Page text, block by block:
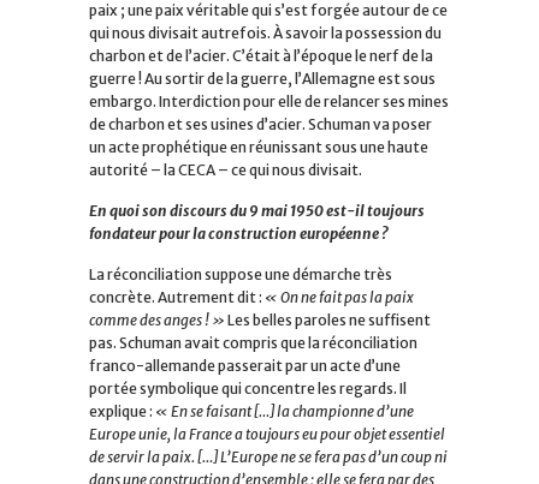
paix ; une paix véritable qui s’est forgée autour de ce
qui nous divisait autrefois. À savoir la possession du
charbon et de l’acier. C’était à l’époque le nerf de la
guerre ! Au sortir de la guerre, l’Allemagne est sous
embargo. Interdiction pour elle de relancer ses mines
de charbon et ses usines d’acier. Schuman va poser
un acte prophétique en réunissant sous une haute
autorité – la CECA – ce qui nous divisait.
En quoi son discours du 9 mai 1950 est-il toujours
fondateur pour la construction européenne ?
La réconciliation suppose une démarche très
concrète. Autrement dit : « On ne fait pas la paix
comme des anges ! » Les belles paroles ne suffisent
pas. Schuman avait compris que la réconciliation
franco-allemande passerait par un acte d’une
portée symbolique qui concentre les regards. Il
explique : « En se faisant […] la championne d’une
Europe unie, la France a toujours eu pour objet essentiel
de servir la paix. […] L’Europe ne se fera pas d’un coup ni
dans une construction d’ensemble ; elle se fera par des